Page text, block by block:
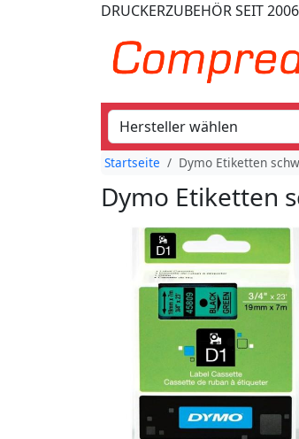
DRUCKERZUBEHÖRSEIT 2006
Startseite Dymo Etiketten
Dymo Etiketten